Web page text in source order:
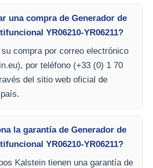
una compra de Generador de
YR06210-YR06211?
compra por correo electrónico
), por teléfono (+33 (0) 1 70
del sitio web oficial de
la garantía de Generador de
YR06210-YR06211?
Kalstein tienen una garantía de